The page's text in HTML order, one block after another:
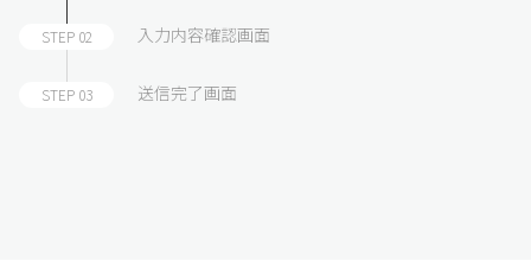
STEP 02 入力内容確認画面
STEP 03 送信完了画面